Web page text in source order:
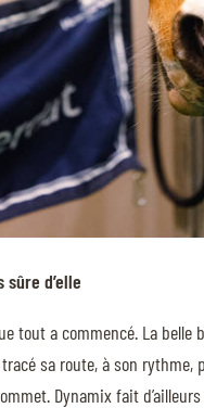
d’elle
tout a commencé. La belle
sa route, à son rythme,
Dynamix fait